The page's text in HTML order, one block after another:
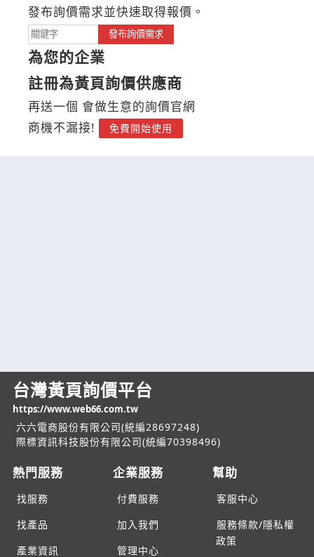
發布詢價需求並快速取得報價。
發布詢價需求
為您的企業
註冊為黃頁詢價供應商
再送一個 會做生意的詢價官網
商機不漏接!
免費開始使用
台灣黃頁詢價平台
https://www.web66.com.tw
六六電商股份有限公司(統編28697248)
際標資訊科技股份有限公司(統編70398496)
熱門服務
找服務
找產品
產業資訊
企業服務
付費服務
加入我們
管理中心
幫助
客服中心
服務條款/隱私權
政策